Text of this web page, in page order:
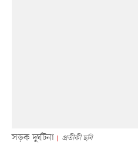
সড়ক দুর্ঘটনা প্রতীকী ছবি